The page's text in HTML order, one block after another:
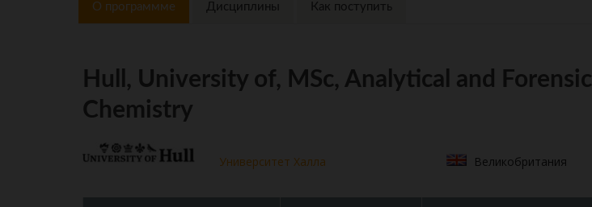
О программме Дисциплины Как поступить
Hull, University of, MSc, Analytical and Forensic
Chemistry
Университет Халла Великобритания